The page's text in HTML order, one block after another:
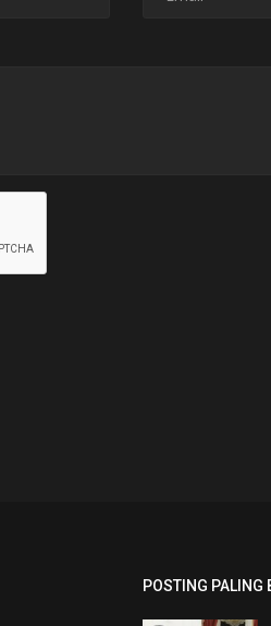
POSTING PALING